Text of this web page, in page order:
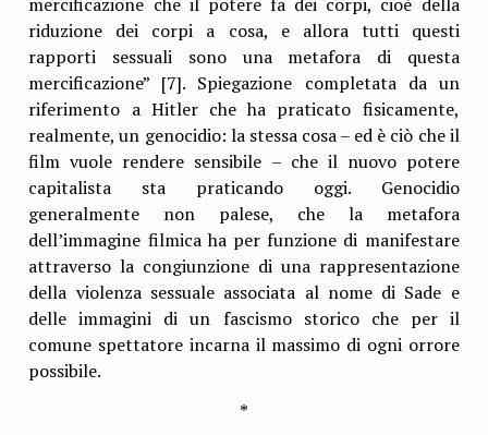
riduzione dei corpi a cosa, e allora tutti questi
rapporti sessuali sono una metafora di questa
mercificazione” [7]. Spiegazione completata da un
riferimento a Hitler che ha praticato fisicamente,
realmente, un genocidio: la stessa cosa – ed è ciò che il
film vuole rendere sensibile – che il nuovo potere
capitalista sta praticando oggi. Genocidio
generalmente non palese, che la metafora
dell’immagine filmica ha per funzione di manifestare
attraverso la congiunzione di una rappresentazione
della violenza sessuale associata al nome di Sade e
delle immagini di un fascismo storico che per il
comune spettatore incarna il massimo di ogni orrore
possibile.
*